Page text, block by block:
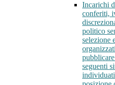
Incarichi
conferiti,
politico
selezione
seguenti